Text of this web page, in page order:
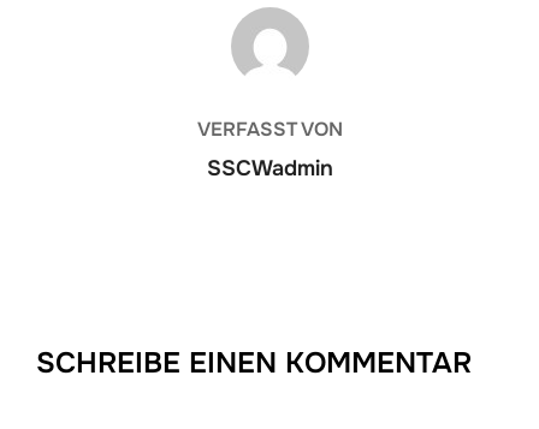
BEITRAGSAUTOR
VERFASST VON
SSCWadmin
SCHREIBE EINEN KOMMENTAR